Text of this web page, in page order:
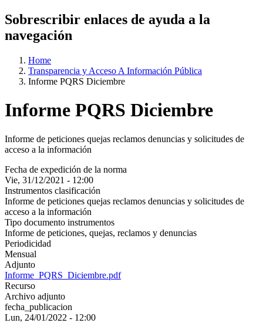
Sobrescribir enlaces de ayuda a la
navegación
Home
Transparencia y Acceso A Información Pública
Informe PQRS Diciembre
Informe PQRS Diciembre
Informe de peticiones quejas reclamos denuncias y solicitudes de
acceso a la información
Fecha de expedición de la norma
Vie, 31/12/2021 - 12:00
Instrumentos clasificación
Informe de peticiones quejas reclamos denuncias y solicitudes de
acceso a la información
Tipo documento instrumentos
Informe de peticiones, quejas, reclamos y denuncias
Periodicidad
Mensual
Adjunto
Informe_PQRS_Diciembre.pdf
Recurso
Archivo adjunto
fecha_publicacion
Lun, 24/01/2022 - 12:00